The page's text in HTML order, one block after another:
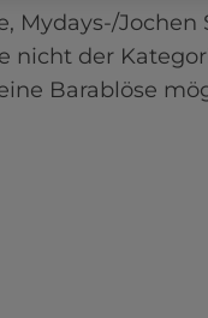
der
Barablöse